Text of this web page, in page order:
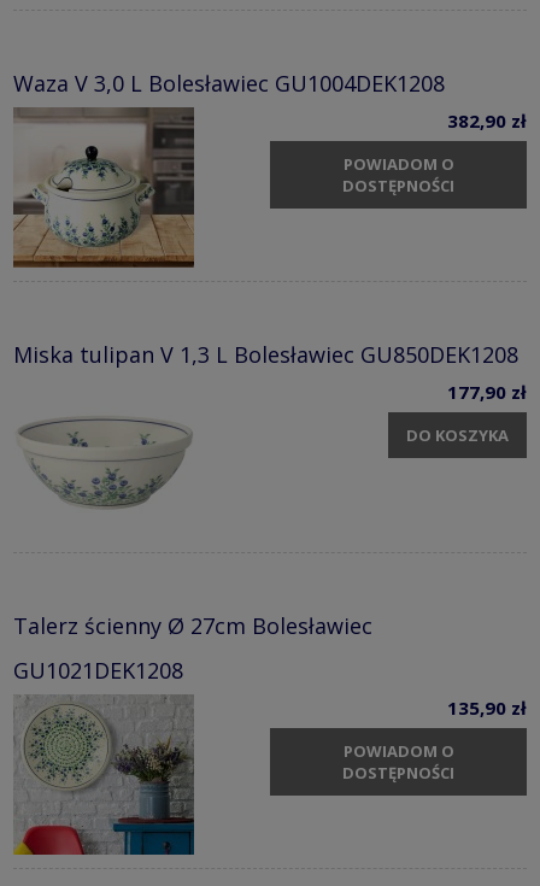
Waza V 3,0 L Bolesławiec GU1004DEK1208
382,90 zł
POWIADOM O
DOSTĘPNOŚCI
Miska tulipan V 1,3 L Bolesławiec GU850DEK1208
177,90 zł
DO KOSZYKA
Talerz ścienny Ø 27cm Bolesławiec
GU1021DEK1208
135,90 zł
POWIADOM O
DOSTĘPNOŚCI